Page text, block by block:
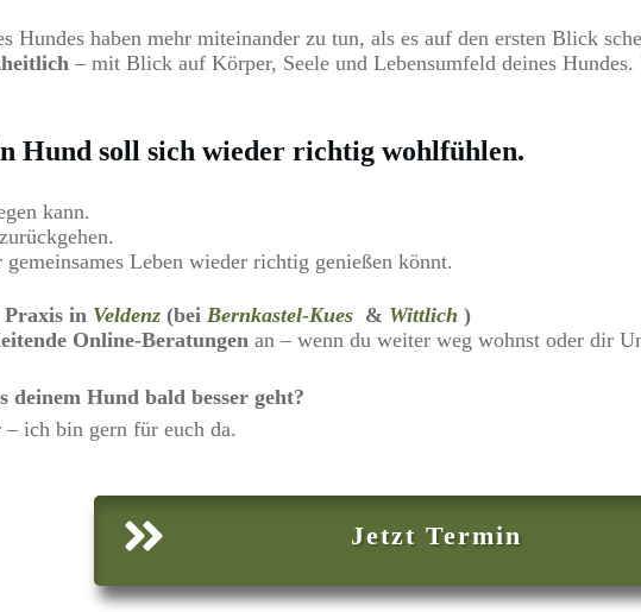
Hundes haben mehr miteinander zu tun, als es auf den ersten Blick
– mit Blick auf Körper, Seele und Lebensumfeld deines
Hund soll sich wieder richtig wohlfühlen.
kann.
Leben wieder richtig genießen könnt.
in Veldenz (bei Bernkastel-Kues & Wittlich )
Online-Beratungen an – wenn du weiter weg wohnst oder dir
deinem Hund bald besser geht?
ich bin gern für euch da.
Jetzt Termin